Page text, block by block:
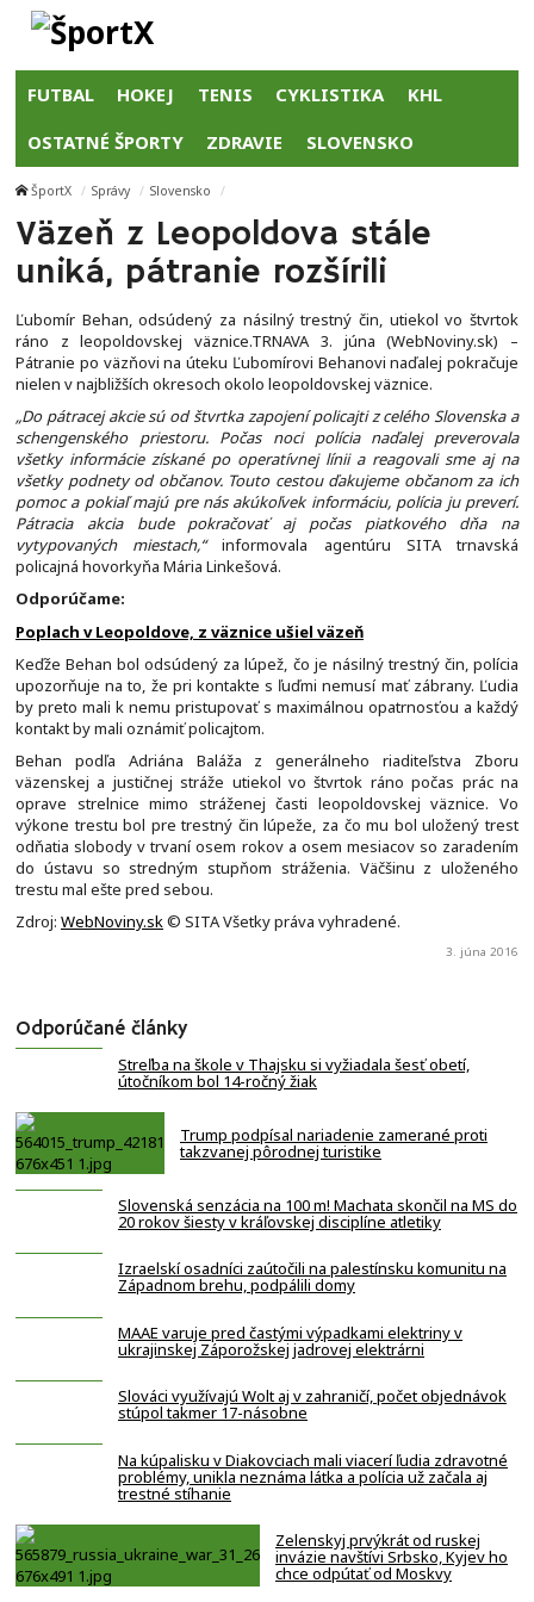
FUTBAL HOKEJ TENIS CYKLISTIKA KHL
OSTATNÉ ŠPORTY ZDRAVIE SLOVENSKO
ŠportX Správy Slovensko
Väzeň z Leopoldova stále
uniká, pátranie rozšírili
Ľubomír Behan, odsúdený za násilný trestný čin, utiekol vo štvrtok
ráno z leopoldovskej väznice.TRNAVA 3. júna (WebNoviny.sk) –
Pátranie po väzňovi na úteku Ľubomírovi Behanovi naďalej pokračuje
nielen v najbližších okresoch okolo leopoldovskej väznice.
„Do pátracej akcie sú od štvrtka zapojení policajti z celého Slovenska a
schengenského priestoru. Počas noci polícia naďalej preverovala
všetky informácie získané po operatívnej línii a reagovali sme aj na
všetky podnety od občanov. Touto cestou ďakujeme občanom za ich
pomoc a pokiaľ majú pre nás akúkoľvek informáciu, polícia ju preverí.
Pátracia akcia bude pokračovať aj počas piatkového dňa na
vytypovaných miestach,“informovala agentúru SITA trnavská
policajná hovorkyňa Mária Linkešová.
Odporúčame:
Poplach v Leopoldove, z väznice ušiel väzeň
Keďže Behan bol odsúdený za lúpež, čo je násilný trestný čin, polícia
upozorňuje na to, že pri kontakte s ľuďmi nemusí mať zábrany. Ľudia
by preto mali k nemu pristupovať s maximálnou opatrnosťou a každý
kontakt by mali oznámiť policajtom.
Behan podľa Adriána Baláža z generálneho riaditeľstva Zboru
väzenskej a justičnej stráže utiekol vo štvrtok ráno počas prác na
oprave strelnice mimo stráženej časti leopoldovskej väznice. Vo
výkone trestu bol pre trestný čin lúpeže, za čo mu bol uložený trest
odňatia slobody v trvaní osem rokov a osem mesiacov so zaradením
do ústavu so stredným stupňom stráženia. Väčšinu z uloženého
trestu mal ešte pred sebou.
Zdroj: WebNoviny.sk© SITA Všetky práva vyhradené.
3. júna 2016
Odporúčané články
Streľba na škole v Thajsku si vyžiadala šesť obetí,
útočníkom bol 14-ročný žiak
Trump podpísal nariadenie zamerané proti
takzvanej pôrodnej turistike
Slovenská senzácia na 100 m! Machata skončil na MS do
20 rokov šiesty v kráľovskej disciplíne atletiky
Izraelskí osadníci zaútočili na palestínsku komunitu na
Západnom brehu, podpálili domy
MAAE varuje pred častými výpadkami elektriny v
ukrajinskej Záporožskej jadrovej elektrárni
Slováci využívajú Wolt aj v zahraničí, počet objednávok
stúpol takmer 17-násobne
Na kúpalisku v Diakovciach mali viacerí ľudia zdravotné
problémy, unikla neznáma látka a polícia už začala aj
trestné stíhanie
Zelenskyj prvýkrát od ruskej
invázie navštívi Srbsko, Kyjev ho
chce odpútať od Moskvy